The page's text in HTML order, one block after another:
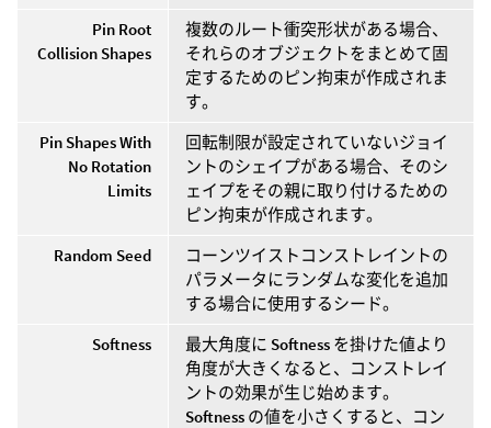
Pin Root
Collision Shapes
複数のルート衝突形状がある場合、
それらのオブジェクトをまとめて固
定するためのピン拘束が作成されま
す。
Pin Shapes With
No Rotation
Limits
回転制限が設定されていないジョイ
ントのシェイプがある場合、そのシ
ェイプをその親に取り付けるための
ピン拘束が作成されます。
Random Seed
コーンツイストコンストレイントの
パラメータにランダムな変化を追加
する場合に使用するシード。
Softness
最大角度に Softness を掛けた値より
角度が大きくなると、コンストレイ
ントの効果が生じ始めます。
Softness の値を小さくすると、コン